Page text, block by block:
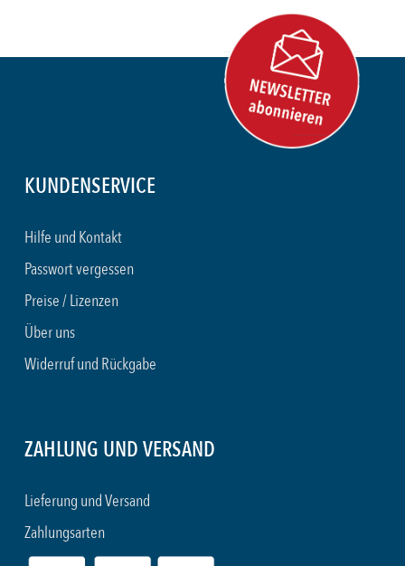
KUNDENSERVICE
Hilfe und Kontakt
Passwort vergessen
Preise / Lizenzen
Über uns
Widerruf und Rückgabe
ZAHLUNG UND VERSAND
Lieferung und Versand
Zahlungsarten